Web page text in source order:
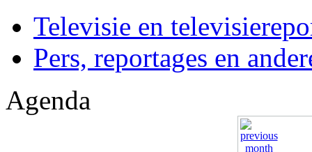
Televisie en
Pers, reportages en
Agenda